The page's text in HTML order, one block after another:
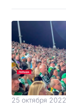
25 октября